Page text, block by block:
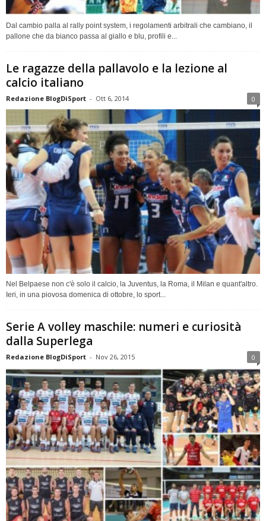
Dal cambio palla al rally point system, i regolamenti arbitrali che cambiano, il
pallone che da bianco passa al giallo e blu, profili e...
Le ragazze della pallavolo e la lezione al
calcio italiano
Redazione BlogDiSport - Ott 6, 2014 0
Nel Belpaese non c'è solo il calcio, la Juventus, la Roma, il Milan e quant'altro.
Ieri, in una piovosa domenica di ottobre, lo sport...
Serie A volley maschile: numeri e curiosità
dalla Superlega
Redazione BlogDiSport - Nov 26, 2015 0